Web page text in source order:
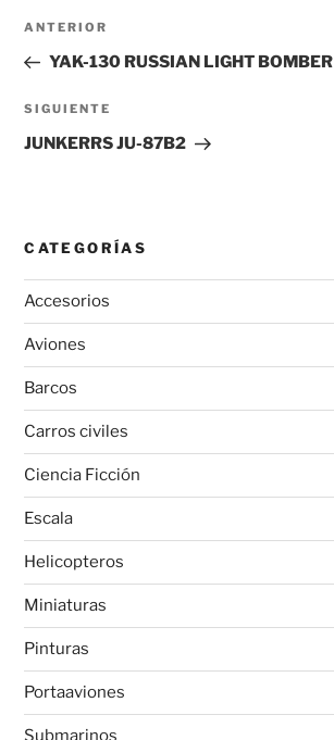
Navegación
entradas
Entrada
anterior:
ANTERIOR
YAK-130 RUSSIAN LIGHT BOMBER
Siguiente
entrada
SIGUIENTE
JUNKERRS JU-87B2
CATEGORÍAS
Accesorios
Aviones
Barcos
Carros civiles
Ciencia Ficción
Escala
Helicopteros
Miniaturas
Pinturas
Portaaviones